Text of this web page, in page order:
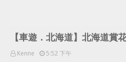
【車遊．北海道】北海道賞
Kenne
5:52 下午